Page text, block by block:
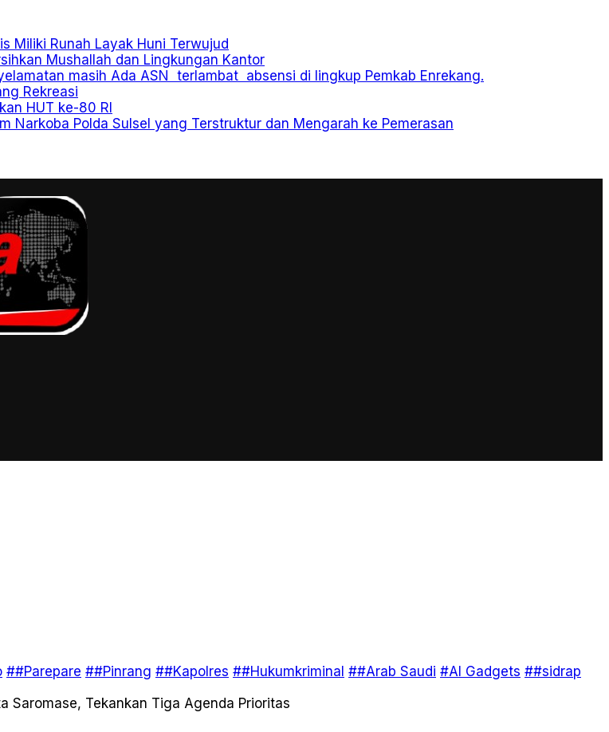
Miliki Runah Layak Huni Terwujud
Mushallah dan Lingkungan Kantor
masih Ada ASN terlambat absensi di lingkup Pemkab Enrekang.
Rekreasi
HUT ke-80 RI
Narkoba Polda Sulsel yang Terstruktur dan Mengarah ke Pemerasan
##Parepare ##Pinrang ##Kapolres ##Hukumkriminal ##Arab Saudi #AI Gadgets ##sidrap
Saromase, Tekankan Tiga Agenda Prioritas